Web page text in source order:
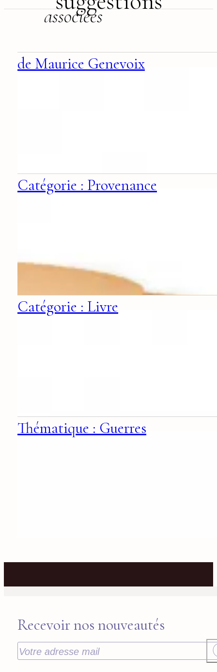
associées
de Maurice Genevoix
Catégorie : Provenance
Catégorie : Livre
Thématique : Guerres
Recevoir nos nouveautés